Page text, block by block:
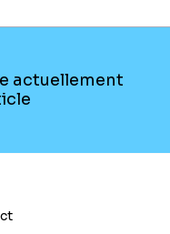
actuellement